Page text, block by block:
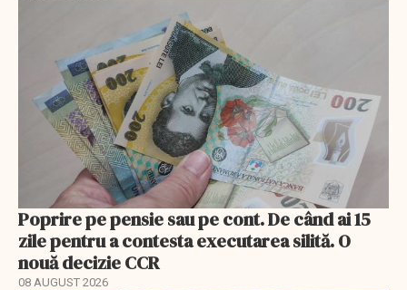
Poprire pe pensie sau pe cont. De când ai 15
zile pentru a contesta executarea silită. O
nouă decizie CCR
08 AUGUST 2026